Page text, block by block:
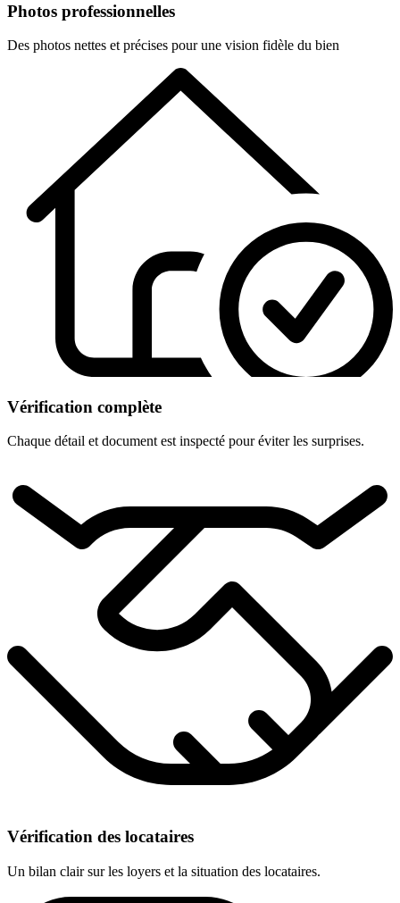
Photos professionnelles
Des photos nettes et précises pour une vision fidèle du bien
Vérification complète
Chaque détail et document est inspecté pour éviter les surprises.
Vérification des locataires
Un bilan clair sur les loyers et la situation des locataires.